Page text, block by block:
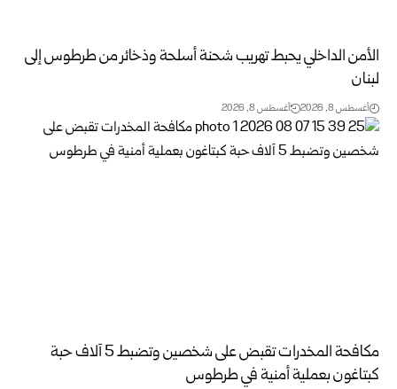
الأمن الداخلي يحبط تهريب شحنة أسلحة وذخائر من طرطوس إلى
لبنان
أغسطس 8, 2026 أغسطس 8, 2026
مكافحة المخدرات تقبض على شخصين وتضبط 5 آلاف حبة
كبتاغون بعملية أمنية في طرطوس